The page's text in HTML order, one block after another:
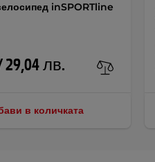
inSPORTline
29,04 лв.
в количката